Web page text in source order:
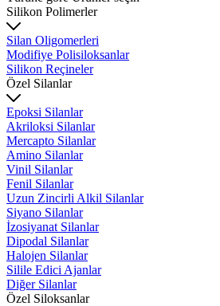
Silikon Polimerler
Silan Oligomerleri
Modifiye Polisiloksanlar
Silikon Reçineler
Özel Silanlar
Epoksi Silanlar
Akriloksi Silanlar
Mercapto Silanlar
Amino Silanlar
Vinil Silanlar
Fenil Silanlar
Uzun Zincirli Alkil Silanlar
Siyano Silanlar
İzosiyanat Silanlar
Dipodal Silanlar
Halojen Silanlar
Silile Edici Ajanlar
Diğer Silanlar
Özel Siloksanlar